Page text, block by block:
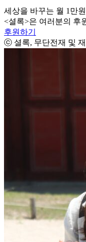
세상을 바꾸는 월 1만
<셜록>은 여러분의 후
후원하기
ⓒ 셜록, 무단전재 및 재